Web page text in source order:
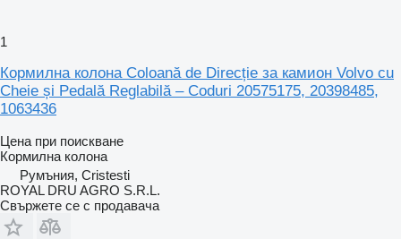
1
Кормилна колона Coloană de Direcție за камион Volvo cu
Cheie și Pedală Reglabilă – Coduri 20575175, 20398485,
1063436
Цена при поискване
Кормилна колона
Румъния, Cristesti
ROYAL DRU AGRO S.R.L.
Свържете се с продавача